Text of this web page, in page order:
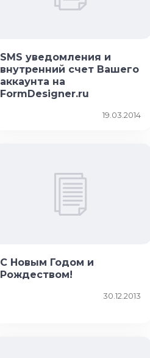
SMS уведомления и
внутренний счет Вашего
аккаунта на
FormDesigner.ru
19.03.2014
С Новым Годом и
Рождеством!
30.12.2013